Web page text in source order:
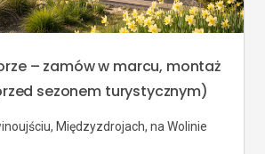
– zamów w marcu, montaż
sezonem turystycznym)
Międzyzdrojach, na Wolinie